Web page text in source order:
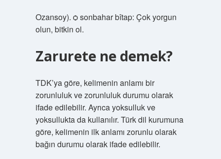
Ozansoy). ѻ sonbahar bîtap: Çok yorgun
olun, bitkin ol.
Zarurete ne demek?
TDK’ya göre, kelimenin anlamı bir
zorunluluk ve zorunluluk durumu olarak
ifade edilebilir. Ayrıca yoksulluk ve
yoksullukta da kullanılır. Türk dil kurumuna
göre, kelimenin ilk anlamı zorunlu olarak
bağın durumu olarak ifade edilebilir.